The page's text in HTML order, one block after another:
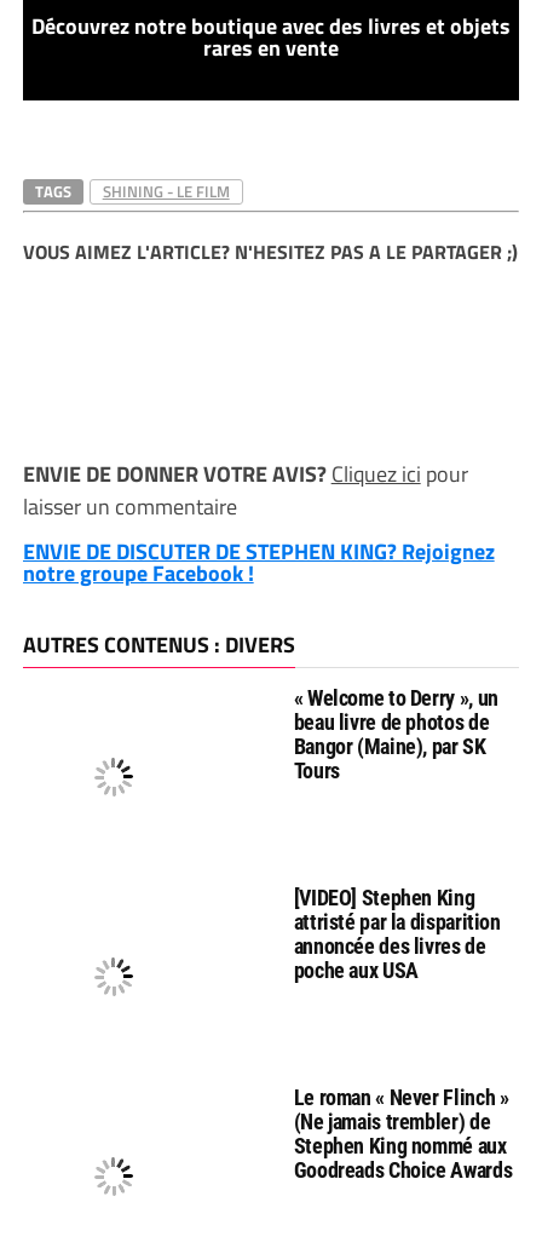
Découvrez notre boutique avec des livres et objets
rares en vente
TAGS SHINING - LE FILM
VOUS AIMEZ L'ARTICLE? N'HESITEZ PAS A LE PARTAGER ;)
ENVIE DE DONNER VOTRE AVIS?Cliquez ici pour
laisser un commentaire
ENVIE DE DISCUTER DE STEPHEN KING? Rejoignez
notre groupe Facebook !
AUTRES CONTENUS : DIVERS
« Welcome to Derry », un
beau livre de photos de
Bangor (Maine), par SK
Tours
[VIDEO] Stephen King
attristé par la disparition
annoncée des livres de
poche aux USA
Le roman « Never Flinch »
(Ne jamais trembler) de
Stephen King nommé aux
Goodreads Choice Awards